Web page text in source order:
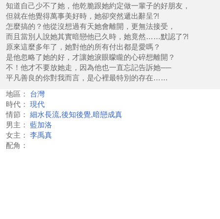
知道自己少不了她，他乾脆跟她約定做一輩子的好朋友，
但就在他覺得萬事美好時，她卻突然遞出辭呈?!
怎麼搞的？他從沒想過有天她會離開，更無法接受，
而且當別人說她其實暗戀他已久時，她竟然……默認了?!
原來這麼多年了，她對他的所有付出都是愛嗎？
是他忽略了她的好，才讓她淚眼矇矓的心碎想離開？
不！他才不要放她走，因為他也一直忘記告訴她──
平凡善良的你對我而言，是心裡最特別的存在……
地區：
台灣
時代：
現代
情節：
細水長流,後知後覺,暗戀成真
男主：
藍加洛
女主：
李禹真
配角：